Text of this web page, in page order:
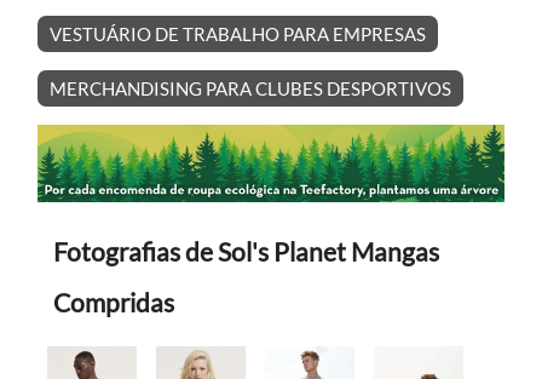
VESTUÁRIO DE TRABALHO PARA EMPRESAS
MERCHANDISING PARA CLUBES DESPORTIVOS
Fotografias de Sol's Planet Mangas
Compridas